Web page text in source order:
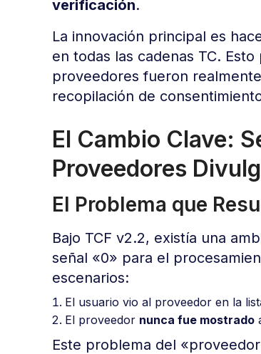
verificación.
La innovación principal es
en todas las cadenas TC.
proveedores fueron
recopilación de
El Cambio Clave:
Proveedores
El Problema que
Bajo TCF v2.2, existía una
señal «0» para el
escenarios:
El usuario vio al proveedor en la
El proveedor nunca fue mostrado
Este problema del